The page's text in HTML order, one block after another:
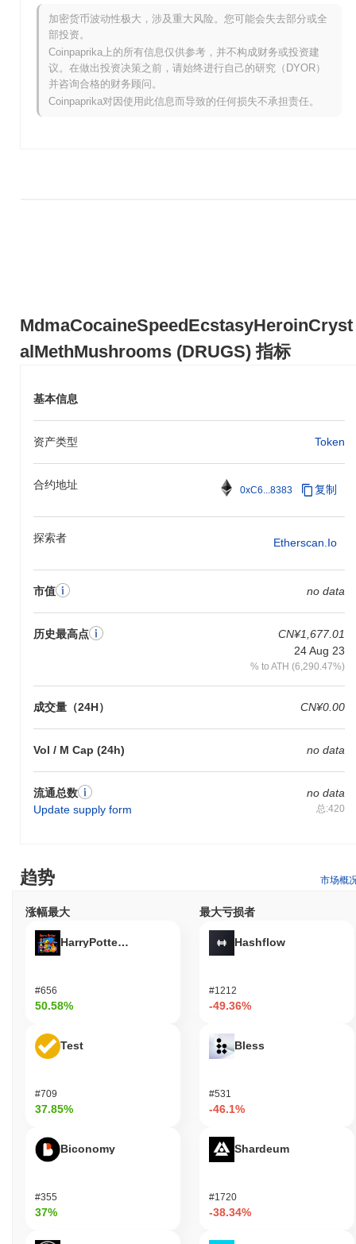
MdmaCocaineSpeedEcstasyHeroinCryst
alMethMushrooms (DRUGS) 指标
基本信息
资产类型 Token
合约地址 0xC6...8383 复制
探索者 Etherscan.io
市值 no data
历史最高点
CN¥1,677.01
24 Aug 23
% to ATH (6,290.47%)
成交量（24H） CN¥0.00
Vol / M Cap (24h) no data
流通总数
Update supply form
no data
总:420
截至过去24小
时,MdmaCocaineSpeedEcstasyHeroinCrystalMethMushrooms 的
交易量为CN¥0.00
的价格范围历史是什么?
历史最高价(ATH):CN¥1,677.01
加密货币波动性极大，涉及重大风险。您可能会失去部分或全
部投资。
Coinpaprika上的所有信息仅供参考，并不构成财务或投资建
议。在做出投资决策之前，请始终进行自己的研究（DYOR）
并咨询合格的财务顾问。
Coinpaprika对因使用此信息而导致的任何损失不承担责任。
趋势 市场概
涨幅最大
HarryPotterObamaSonic10Inu (ETH)
#656
50.58%
Test
#709
37.85%
Biconomy
#355
37%
最大亏损者
Hashflow
#1212
-49.36%
Bless
#531
-46.1%
Shardeum
#1720
-38.34%